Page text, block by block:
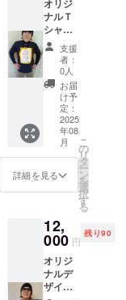
オリジ
ナルポ
スト
カー
ド
セット
のおま
け付き
オリジ
ナルＴ
シャ
ツ 長
袖
黒 Ｌ
サイズ
トミー
バー
ド ロ
ゴマー
ク刺繍
有り
フリー
クエン
シー・
ザ 自筆
サイン
入り！
オリジ
ナルポ
スト
支援
者：
0人
お届
け予
定：
2025
年08
月
詳細を見る
こ
の
リ
タ
ー
ン
を
選
択
す
る
12,
000 円
残り90
オリジ
ナルデ
ザインT